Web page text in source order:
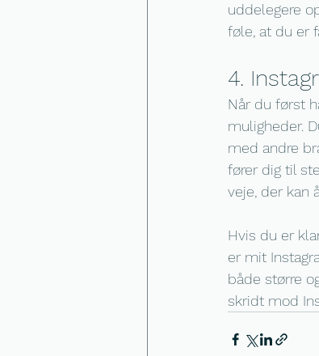
uddelegere
føle, at du er
4.
Når du først
muligheder.
med andre
fører dig til
veje, der kan
Hvis du er
er mit
både større
skridt mod